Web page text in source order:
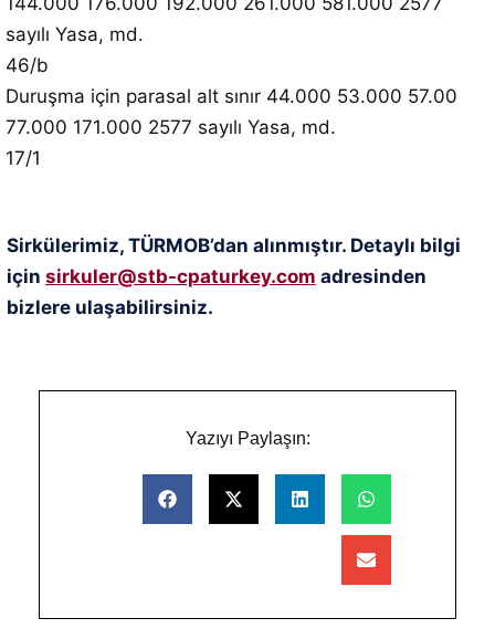
sayılı Yasa, md.
46/b
Duruşma için parasal alt sınır 44.000 53.000 57.00
77.000 171.000 2577 sayılı Yasa, md.
17/1
Sirkülerimiz, TÜRMOB’dan alınmıştır. Detaylı bilgi
için sirkuler@stb-cpaturkey.com adresinden
bizlere ulaşabilirsiniz.
Yazıyı Paylaşın: